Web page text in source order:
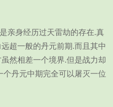
身经历过天雷劫的存在.真
超一般的丹元前期.而且其中
然相差一个境界.但是战力却
丹元中期完全可以屠灭一位